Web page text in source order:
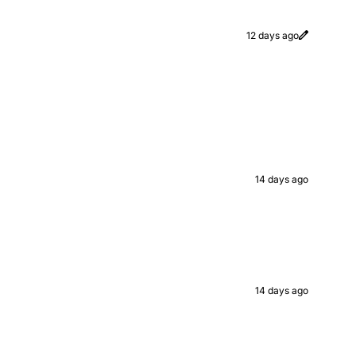
12 days ago
14 days ago
14 days ago